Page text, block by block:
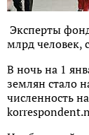
Эксперты
млрд человек,
В ночь на 1
землян стало
численность